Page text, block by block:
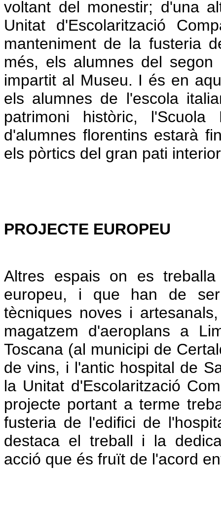
voltant del monestir; d'una
Unitat d'Escolarització
manteniment de la fusteria
més, els alumnes del
impartit al Museu. I és en
els alumnes de l'escola
patrimoni històric,
d'alumnes florentins estarà
els pòrtics del gran pati
PROJECTE EUROPEU
Altres espais on es
europeu, i que han de
tècniques noves i
magatzem d'aeroplans a
Toscana (al municipi de
de vins, i l'antic hospital de
la Unitat d'Escolarització
projecte portant a terme
fusteria de l'edifici de
destaca el treball i la
acció que és fruït de l'acord